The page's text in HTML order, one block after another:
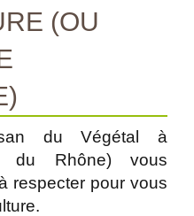
(OU
du Végétal à
du Rhône) vous
respecter pour vous